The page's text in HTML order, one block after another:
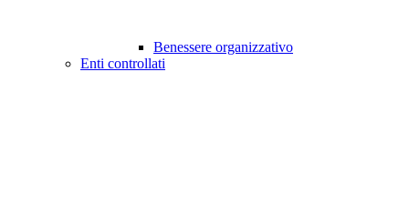
Benessere organizzativo
Enti controllati